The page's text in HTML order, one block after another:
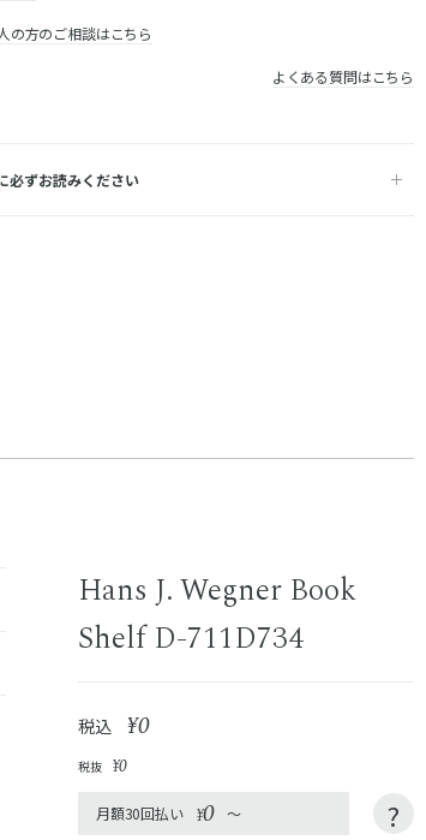
の方のご相談はこちら
よくある質問はこちら
必ずお読みください
Hans J. Wegner Book
Shelf D-711D734
税込 ¥0
税抜 ¥0
月額30回払い ¥0 ～ ?